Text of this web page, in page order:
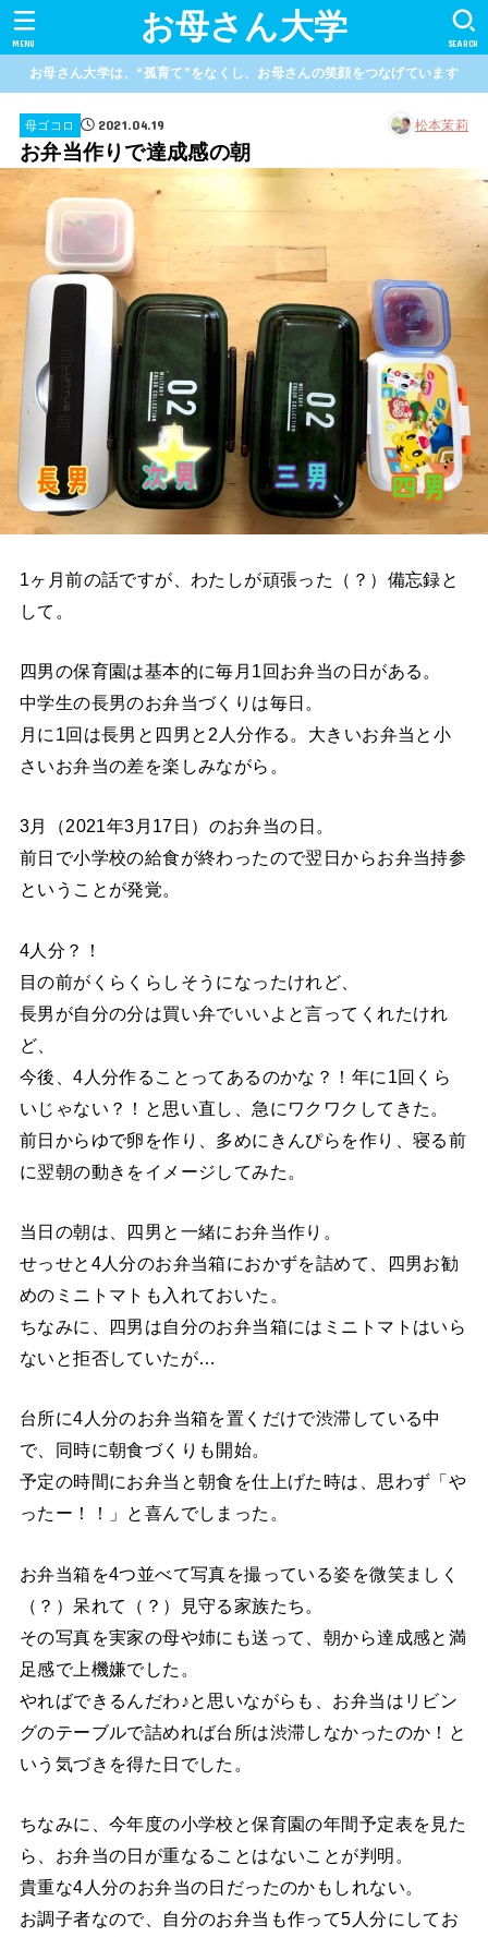
お母さん大学 SEARCH
MENU
お母さん大学は、“孤育て”をなくし、お母さんの笑顔をつなげています
母ゴコロ 2021.04.19 松本茉莉
お弁当作りで達成感の朝
1ヶ月前の話ですが、わたしが頑張った（？）備忘録と
して。
四男の保育園は基本的に毎月1回お弁当の日がある。
中学生の長男のお弁当づくりは毎日。
月に1回は長男と四男と2人分作る。大きいお弁当と小
さいお弁当の差を楽しみながら。
3月（2021年3月17日）のお弁当の日。
前日で小学校の給食が終わったので翌日からお弁当持参
ということが発覚。
4人分？！
目の前がくらくらしそうになったけれど、
長男が自分の分は買い弁でいいよと言ってくれたけれ
ど、
今後、4人分作ることってあるのかな？！年に1回くら
いじゃない？！と思い直し、急にワクワクしてきた。
前日からゆで卵を作り、多めにきんぴらを作り、寝る前
に翌朝の動きをイメージしてみた。
当日の朝は、四男と一緒にお弁当作り。
せっせと4人分のお弁当箱におかずを詰めて、四男お勧
めのミニトマトも入れておいた。
ちなみに、四男は自分のお弁当箱にはミニトマトはいら
ないと拒否していたが…
台所に4人分のお弁当箱を置くだけで渋滞している中
で、同時に朝食づくりも開始。
予定の時間にお弁当と朝食を仕上げた時は、思わず「や
ったー！！」と喜んでしまった。
お弁当箱を4つ並べて写真を撮っている姿を微笑ましく
（？）呆れて（？）見守る家族たち。
その写真を実家の母や姉にも送って、朝から達成感と満
足感で上機嫌でした。
やればできるんだわ♪と思いながらも、お弁当はリビン
グのテーブルで詰めれば台所は渋滞しなかったのか！と
いう気づきを得た日でした。
ちなみに、今年度の小学校と保育園の年間予定表を見た
ら、お弁当の日が重なることはないことが判明。
貴重な4人分のお弁当の日だったのかもしれない。
お調子者なので、自分のお弁当も作って5人分にしてお